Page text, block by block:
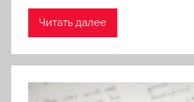
Читать далее